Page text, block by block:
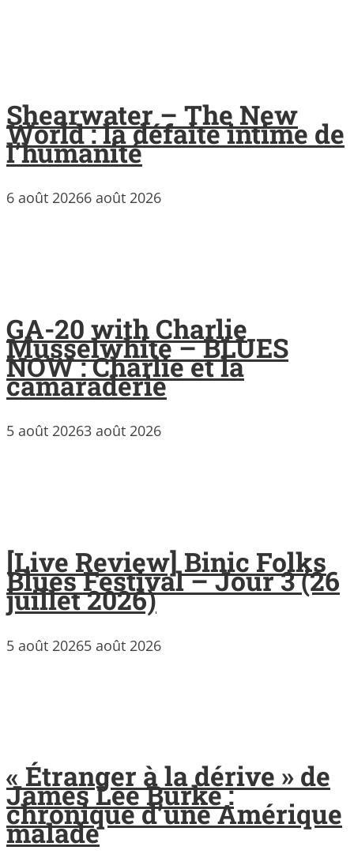
Shearwater – The New
World : la défaite intime de
l’humanité
6 août 20266 août 2026
GA-20 with Charlie
Musselwhite – BLUES
NOW : Charlie et la
camaraderie
5 août 20263 août 2026
[Live Review] Binic Folks
Blues Festival – Jour 3 (26
juillet 2026)
5 août 20265 août 2026
« Étranger à la dérive » de
James Lee Burke :
chronique d’une Amérique
malade